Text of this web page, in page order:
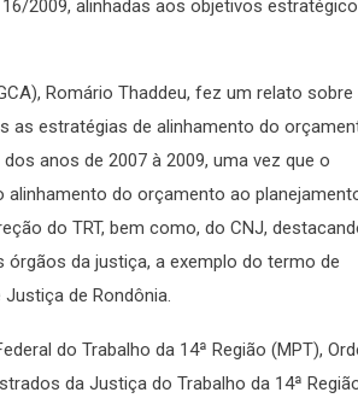
2009, alinhadas aos objetivos
Romário Thaddeu, fez um relato sobre
as estratégias de alinhamento do
anos de 2007 à 2009, uma vez que o
alinhamento do orçamento ao
do TRT, bem como, do CNJ,
da justiça, a exemplo do termo de
de Rondônia.
do Trabalho da 14ª Região (MPT),
da Justiça do Trabalho da 14ª